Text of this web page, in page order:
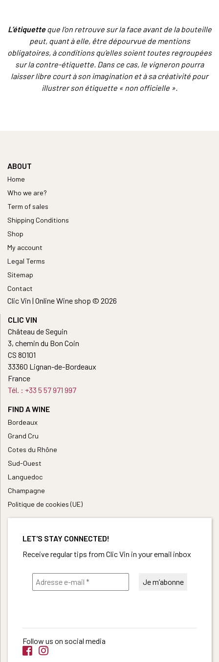
L’étiquetteque l’on retrouve sur la face avant de la bouteille
peut, quant à elle, être dépourvue de mentions
obligatoires, à conditions qu’elles soient toutes regroupées
sur la contre-étiquette. Dans ce cas, le vigneron pourra
laisser libre court à son imagination et à sa créativité pour
illustrer son étiquette « non officielle ».
ABOUT
Home
Who we are?
Term of sales
Shipping Conditions
Shop
My account
Legal Terms
Sitemap
Contact
Clic Vin | Online Wine shop © 2026
CLIC VIN
Château de Seguin
3, chemin du Bon Coin
CS 80101
33360 Lignan-de-Bordeaux
France
Tél. : +33 5 57 971 997
FIND A WINE
Bordeaux
Grand Cru
Cotes du Rhône
Sud-Ouest
Languedoc
Champagne
Politique de cookies (UE)
LET'S STAY CONNECTED!
Receive regular tips from Clic Vin in your email inbox
Follow us on social media